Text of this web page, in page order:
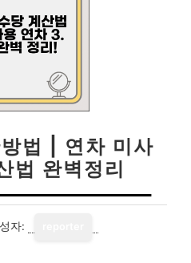
법 | 연차 미사
법 완벽정리
자: